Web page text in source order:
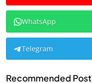
WhatsApp
Telegram
Recommended